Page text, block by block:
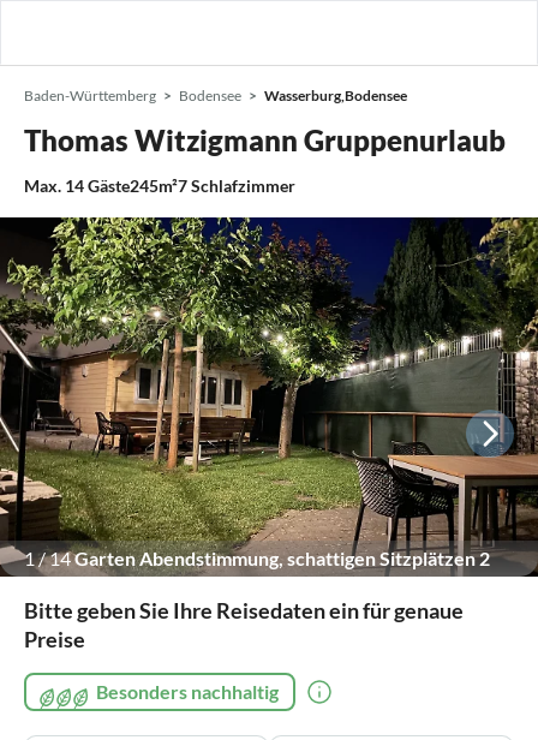
Baden-Württemberg Bodensee Wasserburg,Bodensee
Thomas Witzigmann Gruppenurlaub
Max. 14Gäste245m²7Schlafzimmer
1/14Garten Abendstimmung, schattigen Sitzplätzen 2
Bitte geben Sie Ihre Reisedaten ein für genaue
Preise
Besonders nachhaltig